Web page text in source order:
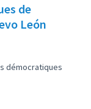
de
León
démocratiques